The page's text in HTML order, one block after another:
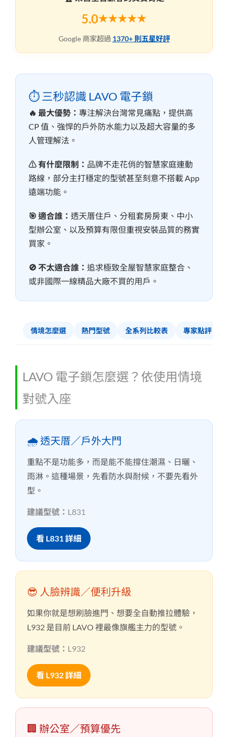
5.0★★★★★
Google 商家超過 1370+ 則五星好評
⏱️ 三秒認識 LAVO 電子鎖
🔥 最大優勢： 專注解決台灣常見痛點，提供高
CP 值、強悍的戶外防水能力以及超大容量的多
人管理解法。
⚠️ 有什麼限制： 品牌不走花俏的智慧家庭連動
路線，部分主打穩定的型號甚至刻意不搭載 App
遠端功能。
🎯 適合誰： 透天厝住戶、分租套房房東、中小
型辦公室、以及預算有限但重視安裝品質的務實
買家。
🚫 不太適合誰： 追求極致全屋智慧家庭整合、
或非國際一線精品大廠不買的用戶。
情境怎麼選 熱門型號 全系列比較表 專家點評
LAVO 電子鎖怎麼選？依使用情境
對號入座
🌧️ 透天厝／戶外大門
重點不是功能多，而是能不能撐住潮濕、日曬、
雨淋。這種場景，先看防水與耐候，不要先看外
型。
建議型號： L831
看 L831 詳細
😎 人臉辨識／便利升級
如果你就是想刷臉進門、想要全自動推拉體驗，
L932 是目前 LAVO 裡最像旗艦主力的型號。
建議型號： L932
看 L932 詳細
🏢 辦公室／預算優先